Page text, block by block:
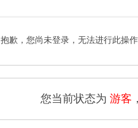
抱歉，您尚未登录，无法进行此操作
您当前状态为 游客